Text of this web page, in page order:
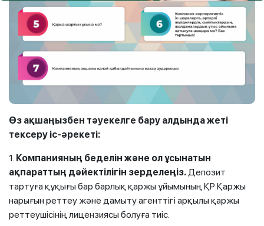
Өз ақшаңызбен тәуекелге бару алдында жеті
тексеру іс-әрекеті:
1. Компанияның беделін және ол ұсынатын
ақпараттың дәйектілігін зерделеңіз.Депозит
тартуға құқығы бар барлық қаржы ұйымының ҚР Қаржы
нарығын реттеу және дамыту агенттігі арқылы қаржы
реттеушісінің лицензиясы болуға тиіс.